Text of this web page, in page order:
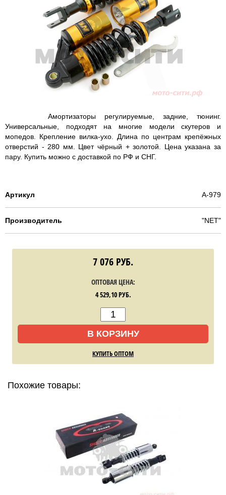
Амортизаторы регулируемые, задние, тюнинг.
Универсальные, подходят на многие модели скутеров и
мопедов. Крепление вилка-ухо. Длина по центрам крепёжных
отверстий - 280 мм. Цвет чёрный + золотой. Цена указана за
пару. Купить можно с доставкой по РФ и СНГ.
Артикул A-979
Производитель "NET"
7 076 РУБ.
ОПТОВАЯ ЦЕНА:
4 529,10РУБ.
В КОРЗИНУ
КУПИТЬ ОПТОМ
Похожие товары: